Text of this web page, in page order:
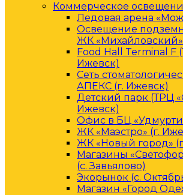
Коммерческое
Ледовая арена
Освещение
ЖК «Михайловский»
Food Hall Terminal F
Ижевск)
Сеть
АПЕКС (г. Ижевск)
Детский парк (ТРЦ
Ижевск)
Офис в БЦ
ЖК «Маэстро» (г.
ЖК «Новый город»
Магазины
(с. Завьялово)
Экорынок (с.
Магазин «Город